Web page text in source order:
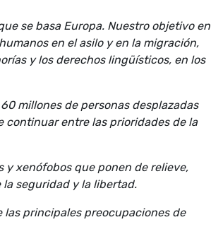
se basa Europa. Nuestro objetivo en
en el asilo y en la migración,
y los derechos lingüísticos, en los
millones de personas desplazadas
continuar entre las prioridades de la
xenófobos que ponen de relieve,
seguridad y la libertad.
principales preocupaciones de